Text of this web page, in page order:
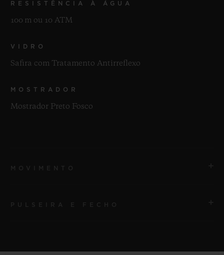
RESISTÊNCIA À ÁGUA
100 m ou 10 ATM
VIDRO
Safira com Tratamento Antirreflexo
MOSTRADOR
Mostrador Preto Fosco
PULSEIRA